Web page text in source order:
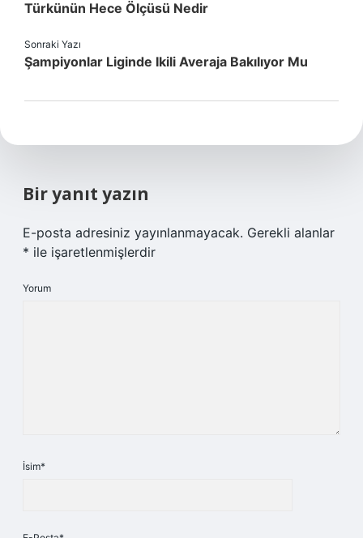
Türkünün Hece Ölçüsü Nedir
Sonraki Yazı
Şampiyonlar Liginde Ikili Averaja Bakılıyor Mu
Bir yanıt yazın
E-posta adresiniz yayınlanmayacak. Gerekli alanlar
* ile işaretlenmişlerdir
Yorum
İsim*